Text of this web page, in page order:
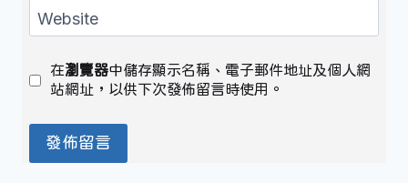
Website
在瀏覽器中儲存顯示名稱、電子郵件地址及個人網
站網址，以供下次發佈留言時使用。